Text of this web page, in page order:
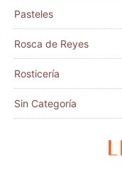
Pasteles
Rosca de Reyes
Rosticería
Sin Categoría